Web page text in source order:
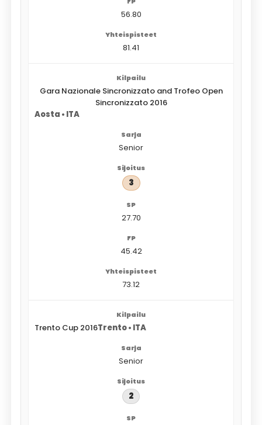
56.80
81.41
Gara Nazionale Sincronizzato and Trofeo Open
Sincronizzato 2016
Aosta • ITA
Senior
3
27.70
45.42
73.12
Trento Cup 2016Trento • ITA
Senior
2